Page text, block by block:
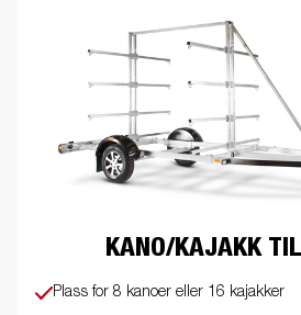
KANO/KAJAKK
Plass for 8 kanoer eller 16 kajakker